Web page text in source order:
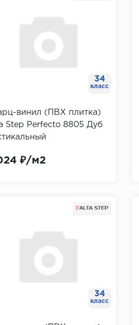
34
класс
винил (ПВХ плитка)
Step Perfecto 8805 Дуб
₽/м2
34
класс